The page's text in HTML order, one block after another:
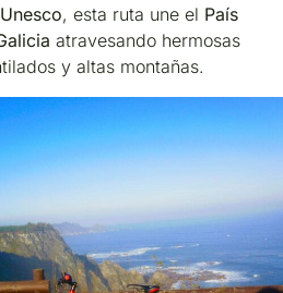
, esta ruta une el País
atravesando hermosas
y altas montañas.